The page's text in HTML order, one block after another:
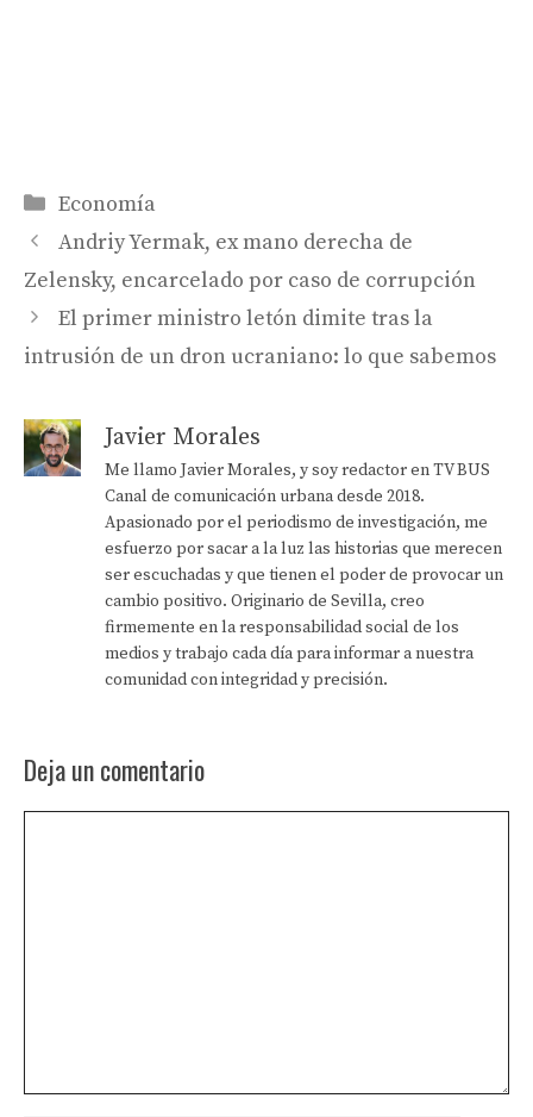
Categorías
Economía
Andriy Yermak, ex mano derecha de
Zelensky, encarcelado por caso de corrupción
El primer ministro letón dimite tras la
intrusión de un dron ucraniano: lo que sabemos
Javier Morales
Me llamo Javier Morales, y soy redactor en TV BUS
Canal de comunicación urbana desde 2018.
Apasionado por el periodismo de investigación, me
esfuerzo por sacar a la luz las historias que merecen
ser escuchadas y que tienen el poder de provocar un
cambio positivo. Originario de Sevilla, creo
firmemente en la responsabilidad social de los
medios y trabajo cada día para informar a nuestra
comunidad con integridad y precisión.
Deja un comentario